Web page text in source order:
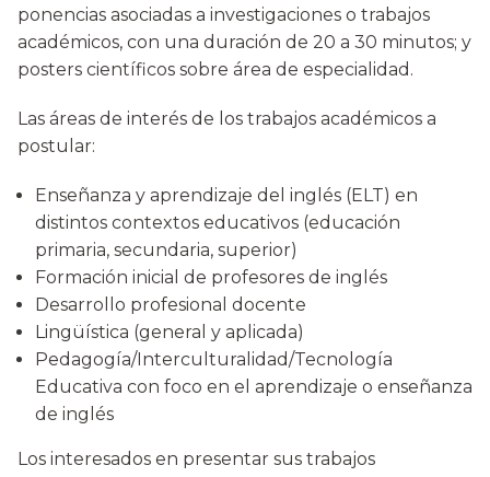
ponencias asociadas a investigaciones o trabajos
académicos, con una duración de 20 a 30 minutos; y
posters científicos sobre área de especialidad.
Las áreas de interés de los trabajos académicos a
postular:
Enseñanza y aprendizaje del inglés (ELT) en
distintos contextos educativos (educación
primaria, secundaria, superior)
Formación inicial de profesores de inglés
Desarrollo profesional docente
Lingüística (general y aplicada)
Pedagogía/Interculturalidad/Tecnología
Educativa con foco en el aprendizaje o enseñanza
de inglés
Los interesados en presentar sus trabajos